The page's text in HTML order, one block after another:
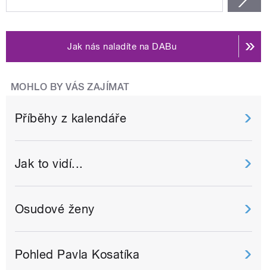
Jak nás naladíte na DABu
MOHLO BY VÁS ZAJÍMAT
Příběhy z kalendáře
Jak to vidí...
Osudové ženy
Pohled Pavla Kosatíka